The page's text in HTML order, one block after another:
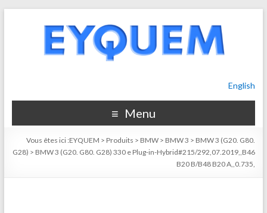
English
Menu
Vous êtes ici :EYQUEM > Produits > BMW > BMW 3 > BMW 3 (G20. G80.
G28) > BMW 3 (G20. G80. G28) 330 e Plug-in-Hybrid#215/292,07.2019,,B46
B20 B/B48 B20 A,,0.735,